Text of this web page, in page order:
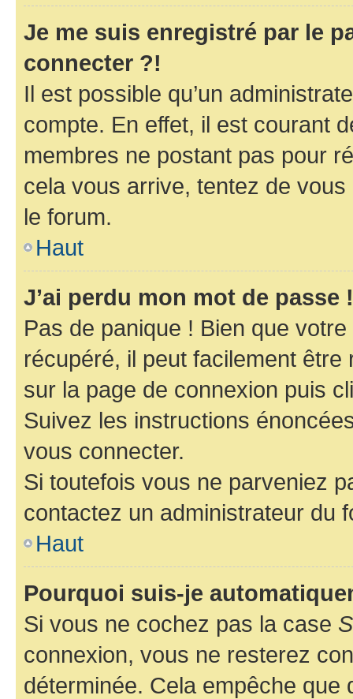
Je me suis enregistré par le
connecter ?!
Il est possible qu’un
compte. En effet, il est courant
membres ne postant pas pour
cela vous arrive, tentez de
le forum.
Haut
J’ai perdu mon mot de passe !
Pas de panique ! Bien que
récupéré, il peut facilement
sur la page de connexion puis
Suivez les instructions
vous connecter.
Si toutefois vous ne parveniez
contactez un administrateur du
Haut
Pourquoi suis-je
Si vous ne cochez pas la case
connexion, vous ne resterez
déterminée. Cela empêche que